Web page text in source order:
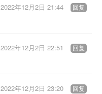
2022年12月2日 21:44 回复
2022年12月2日 22:51 回复
2022年12月2日 23:20 回复